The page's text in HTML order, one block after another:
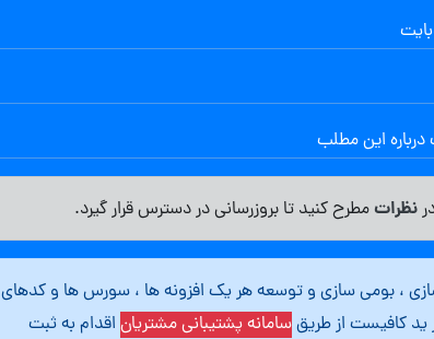
این مطلب
نظراتمطرح کنید تا بروزرسانی در دسترس قرار گیرد.
، بومی سازی و توسعه هر یک افزونه ها ، سورس ها و کدهای
ید کافیست از طریقسامانه پشتیبانی مشتریان اقدام به ثبت